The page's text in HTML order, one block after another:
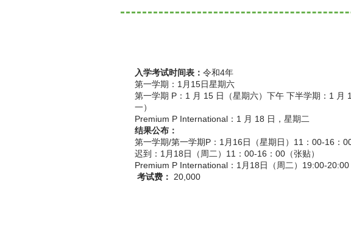
入学考试时间表： 令和4年
第一学期：1月15日星期六
第一学期 P：1 月 15 日（星期六）下午 下半学期：1 月
一）
Premium P International：1 月 18 日，星期二
结果公布：
第一学期/第一学期P：1月16日（星期日）11：00-16：00
迟到：1月18日（周二）11：00-16：00（张贴）
Premium P International：1月18日（周二）19:00-20:00
考试费： 20,000